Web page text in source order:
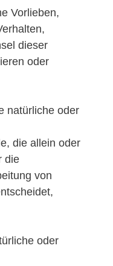
Vorlieben,
dieser
oder
natürliche oder
die allein oder
die
von
oder